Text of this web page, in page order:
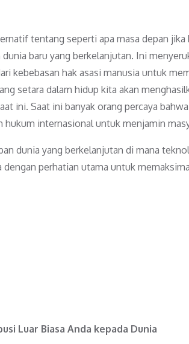
tentang seperti apa masa depan jika
baru yang berkelanjutan. Ini
kebebasan hak asasi manusia untuk
setara dalam hidup kita akan
ini. Saat ini banyak orang percaya
hukum internasional untuk menjamin
dunia yang berkelanjutan di mana
perhatian utama untuk
Luar Biasa Anda kepada Dunia